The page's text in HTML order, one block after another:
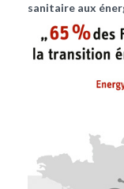
sanitaire aux